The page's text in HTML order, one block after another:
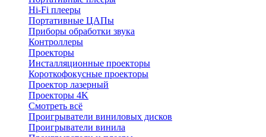
Hi-Fi плееры
Портативные ЦАПы
Приборы обработки звука
Контроллеры
Проекторы
Инсталляционные проекторы
Короткофокусные проекторы
Проектор лазерный
Проекторы 4K
Смотреть всё
Проигрыватели виниловых дисков
Проигрыватели винила